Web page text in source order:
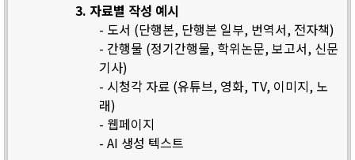
3. 자료별 작성 예시
- 도서 (단행본, 단행본 일부, 번역서, 전자책)
- 간행물 (정기간행물, 학위논문, 보고서, 신문
기사)
- 시청각 자료 (유튜브, 영화, TV, 이미지, 노
래)
- 웹페이지
- AI 생성 텍스트